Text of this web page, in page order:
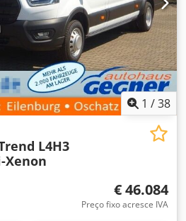
1 /38
L4H3
Xenon
€ 46.084
Preço fixo acresce IVA